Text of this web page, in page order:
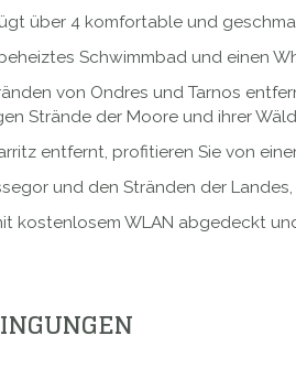
über 4 komfortable und
Schwimmbad und einen
von Ondres und Tarnos
Strände der Moore und ihrer
entfernt, profitieren Sie von
und den Stränden der
kostenlosem WLAN abgedeckt